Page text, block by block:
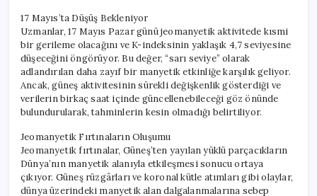
17 Mayıs’ta Düşüş Bekleniyor
Uzmanlar, 17 Mayıs Pazar günü jeomanyetik aktivitede kısmi
bir gerileme olacağını ve K-indeksinin yaklaşık 4,7 seviyesine
düşeceğini öngörüyor. Bu değer, “sarı seviye” olarak
adlandırılan daha zayıf bir manyetik etkinliğe karşılık geliyor.
Ancak, güneş aktivitesinin sürekli değişkenlik gösterdiği ve
verilerin birkaç saat içinde güncellenebileceği göz önünde
bulundurularak, tahminlerin kesin olmadığı belirtiliyor.
Jeomanyetik Fırtınaların Oluşumu
Jeomanyetik fırtınalar, Güneş’ten yayılan yüklü parçacıkların
Dünya’nın manyetik alanıyla etkileşmesi sonucu ortaya
çıkıyor. Güneş rüzgârları ve koronal kütle atımları gibi olaylar,
dünya üzerindeki manyetik alan dalgalanmalarına sebep